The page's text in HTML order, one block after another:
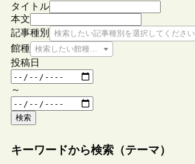
タイトル
本文
記事種別
検索したい記事種別を選択してください
館種 検索したい館種を選択してください
投稿日
～
検索
キーワードから検索（テーマ）